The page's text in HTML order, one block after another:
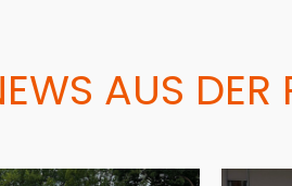
AUS DER